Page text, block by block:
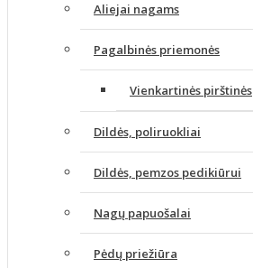
Aliejai nagams
Pagalbinės priemonės
Vienkartinės pirštinės
Dildės, poliruokliai
Dildės, pemzos pedikiūrui
Nagų papuošalai
Pėdų priežiūra